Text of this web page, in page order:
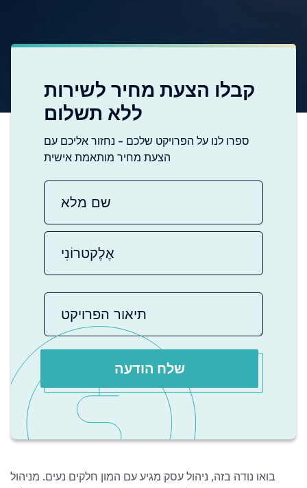
קבלו הצעת מחיר לשירות
ללא תשלום
ספרו לנו על הפרויקט שלכם - נחזור אליכם עם
הצעת מחיר מותאמת אישית
שלח הודעה
בואו נודה בזה, ניהול עסק מגיע עם המון חלקים נעים. מניהול